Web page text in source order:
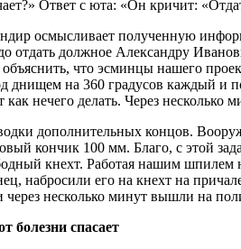
Ответ с юта: «Он кричит:
осмысливает полученную
отдать должное Александру
что эсминцы нашего
днищем на 360 градусов каждый и
нечего делать. Через несколько
дополнительных концов.
кончик 100 мм. Благо, с этой
кнехт. Работая нашим
набросили его на кнехт на
через несколько минут вышли на
болезни спасает